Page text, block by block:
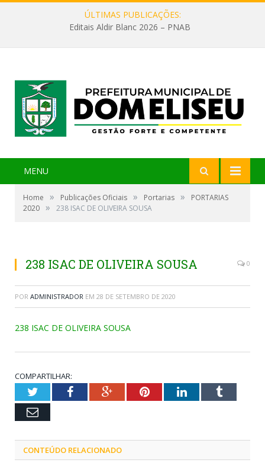
ÚLTIMAS PUBLICAÇÕES:
Editais Aldir Blanc 2026 – PNAB
MENU
Home » Publicações Oficiais » Portarias »
PORTARIAS
2020 » 238 ISAC DE OLIVEIRA SOUSA
238 ISAC DE OLIVEIRA SOUSA 0
POR ADMINISTRADOR EM 28 DE SETEMBRO DE 2020
238 ISAC DE OLIVEIRA SOUSA
COMPARTILHAR:
TwitterFacebookGoogle+PinterestLinkedInTumblr
Email
CONTEÚDO RELACIONADO